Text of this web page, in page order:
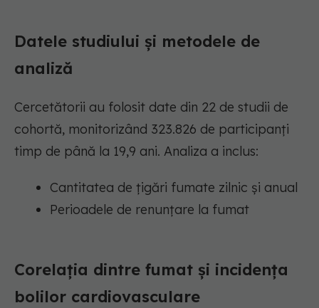
Datele studiului și metodele de
analiză
Cercetătorii au folosit date din 22 de studii de
cohortă, monitorizând 323.826 de participanți
timp de până la 19,9 ani. Analiza a inclus:
Cantitatea de țigări fumate zilnic și anual
Perioadele de renunțare la fumat
Corelația dintre fumat și incidența
bolilor cardiovasculare